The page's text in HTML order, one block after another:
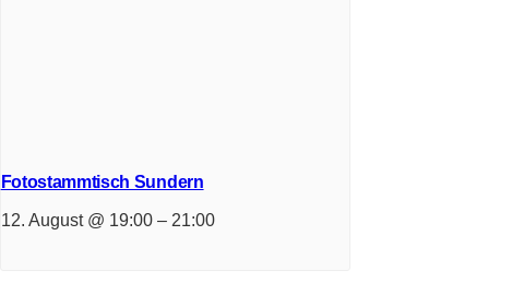
Fotostammtisch Sundern
12. August @ 19:00 – 21:00